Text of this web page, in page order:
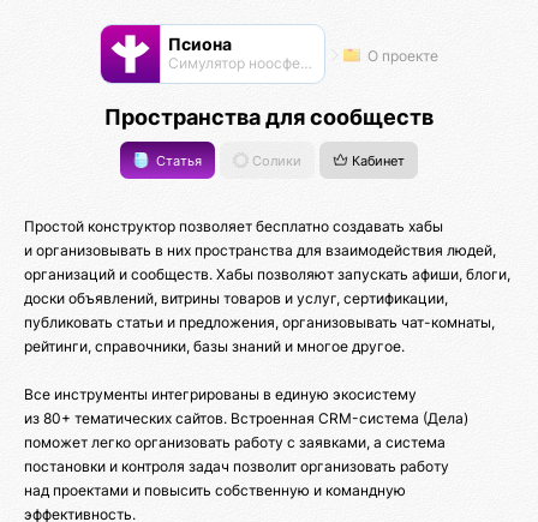
Псиона
Cимулятор ноосферы О проекте
Пространства для сообществ
Статья Солики Кабинет
Простой конструктор позволяет бесплатно создавать хабы
и организовывать в них пространства для взаимодействия людей,
организаций и сообществ. Хабы позволяют запускать афиши, блоги,
доски объявлений, витрины товаров и услуг, сертификации,
публиковать статьи и предложения, организовывать чат-комнаты,
рейтинги, справочники, базы знаний и многое другое.
Все инструменты интегрированы в единую экосистему
из 80+ тематических сайтов. Встроенная CRM-система (Дела)
поможет легко организовать работу с заявками, а система
постановки и контроля задач позволит организовать работу
над проектами и повысить собственную и командную
эффективность.